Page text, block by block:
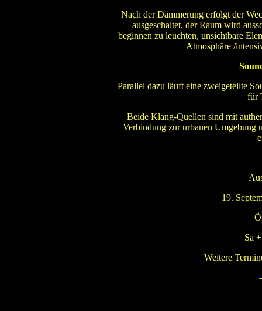
Nach der Dämmerung erfolgt der
ausgeschaltet, der Raum wird
beginnen zu leuchten, unsichtbare
Atmosphäre /
Parallel dazu läuft eine zweigeteilte
für
Beide Klang-Quellen sind mit
Verbindung zur urbanen Umgebung
19.
Sa
Weitere